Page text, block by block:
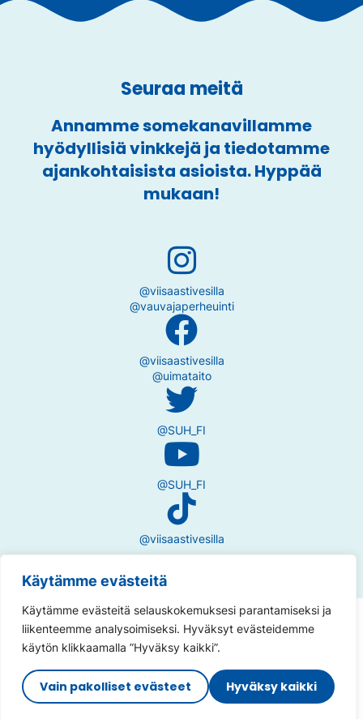
Käytämme evästeitä
Käytämme evästeitä selauskokemuksesi parantamiseksi ja
liikenteemme analysoimiseksi. Hyväksyt evästeidemme
käytön klikkaamalla ”Hyväksy kaikki”.
Vain pakolliset evästeet Hyväksy kaikki
Seuraa meitä
Annamme somekanavillamme
hyödyllisiä vinkkejä ja tiedotamme
ajankohtaisista asioista. Hyppää
mukaan!
@viisaastivesilla
@vauvajaperheuinti
@viisaastivesilla
@uimataito
@SUH_FI
@SUH_FI
@viisaastivesilla
Tietosuojaseloste
Saavutettavuusseloste